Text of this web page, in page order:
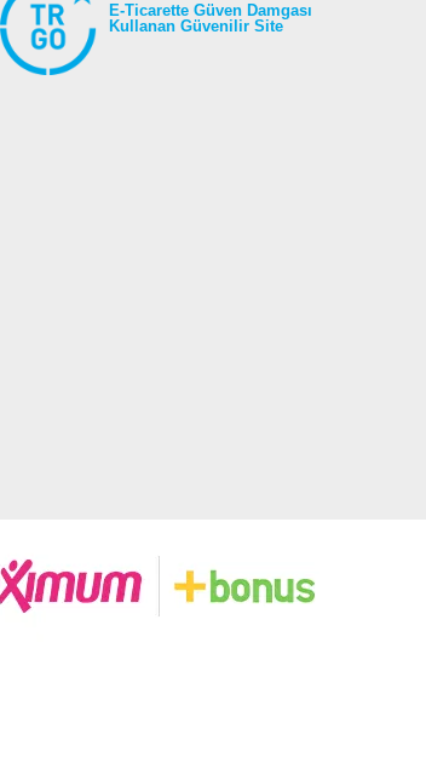
E-Ticarette Güven Damgası
Kullanan Güvenilir Site